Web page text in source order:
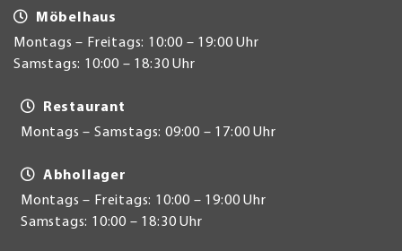
Möbelhaus
Montags – Freitags: 10:00 – 19:00 Uhr
Samstags: 10:00 – 18:30 Uhr
Restaurant
Montags – Samstags: 09:00 – 17:00 Uhr
Abhollager
Montags – Freitags: 10:00 – 19:00 Uhr
Samstags: 10:00 – 18:30 Uhr